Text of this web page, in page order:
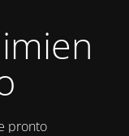
pronto